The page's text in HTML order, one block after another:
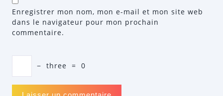
Enregistrer mon nom, mon e-mail et mon site web
dans le navigateur pour mon prochain
commentaire.
− three = 0